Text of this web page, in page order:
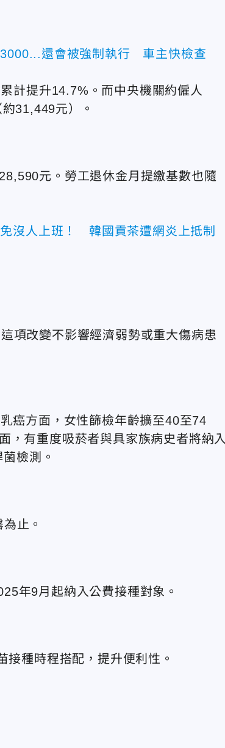
還會被強制執行 車主快檢查
計提升14.7%。而中央機關約僱人
31,449元）。
元。勞工退休金月提繳基數也隨
沒人上班！ 韓國貢茶遭網炎上抵制
項改變不影響經濟弱勢或重大傷病患
癌方面，女性篩檢年齡擴至40至74
，有重度吸菸者與具家族病史者將納入
檢測。
止。
年9月起納入公費接種對象。
種時程搭配，提升便利性。